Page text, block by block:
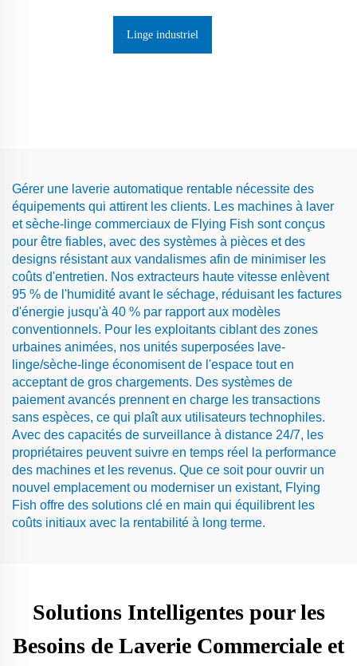
Linge industriel
Gérer une laverie automatique rentable nécessite des
équipements qui attirent les clients. Les machines à laver
et sèche-linge commerciaux de Flying Fish sont conçus
pour être fiables, avec des systèmes à pièces et des
designs résistant aux vandalismes afin de minimiser les
coûts d'entretien. Nos extracteurs haute vitesse enlèvent
95 % de l'humidité avant le séchage, réduisant les factures
d'énergie jusqu'à 40 % par rapport aux modèles
conventionnels. Pour les exploitants ciblant des zones
urbaines animées, nos unités superposées lave-
linge/sèche-linge économisent de l'espace tout en
acceptant de gros chargements. Des systèmes de
paiement avancés prennent en charge les transactions
sans espèces, ce qui plaît aux utilisateurs technophiles.
Avec des capacités de surveillance à distance 24/7, les
propriétaires peuvent suivre en temps réel la performance
des machines et les revenus. Que ce soit pour ouvrir un
nouvel emplacement ou moderniser un existant, Flying
Fish offre des solutions clé en main qui équilibrent les
coûts initiaux avec la rentabilité à long terme.
Solutions Intelligentes pour les
Besoins de Laverie Commerciale et